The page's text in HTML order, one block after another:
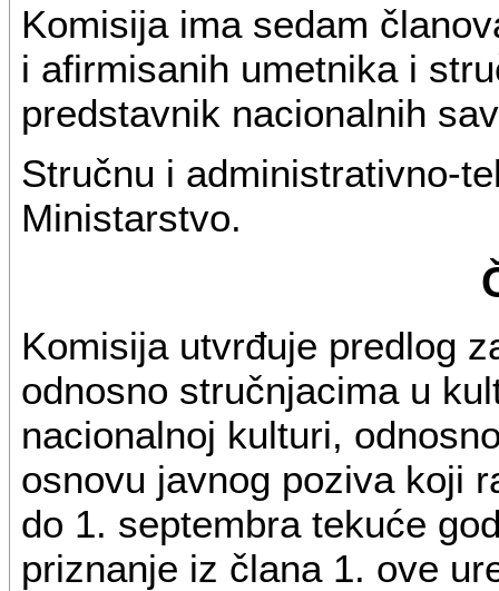
Komisija ima sedam
i afirmisanih umetnika i
predstavnik nacionalnih
Stručnu i administrativno-
Ministarstvo.
Komisija utvrđuje predlog
odnosno stručnjacima u
nacionalnoj kulturi,
osnovu javnog poziva koji
do 1. septembra tekuće
priznanje iz člana 1. ove